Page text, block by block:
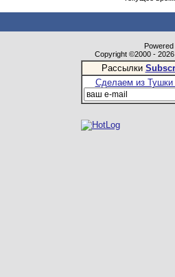
Copyright ©2000 -
Рассылки
Сделаем из Тушки